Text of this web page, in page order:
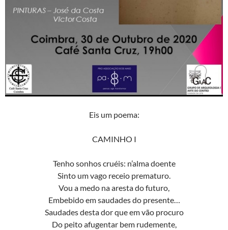
Eis um poema:
CAMINHO I
Tenho sonhos cruéis: n’alma doente
Sinto um vago receio prematuro.
Vou a medo na aresta do futuro,
Embebido em saudades do presente…
Saudades desta dor que em vão procuro
Do peito afugentar bem rudemente,